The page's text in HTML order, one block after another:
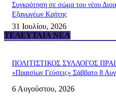
Συγκρότηση σε σώμα του νέου
Εξαγωγέων Κρήτης
31 Ιουλίου, 2026
ΤΕΛΕΥΤΑΊΑ ΝΈΑ
ΠΟΛΙΤΙΣΤΙΚΟΣ ΣΥΛΛΟΓΟΣ
«Πραισίων Γεύσεις» Σάββατο 8
6 Αυγούστου, 2026